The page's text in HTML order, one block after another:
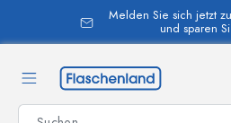
springen
Melden Sie sich jetzt
und sparen